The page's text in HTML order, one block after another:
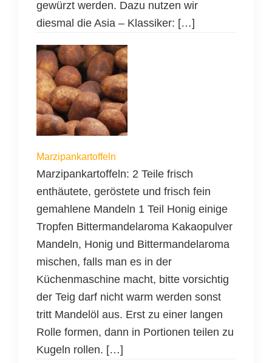
gewürzt werden. Dazu nutzen wir
diesmal die Asia – Klassiker: […]
Marzipankartoffeln
Marzipankartoffeln: 2 Teile frisch
enthäutete, geröstete und frisch fein
gemahlene Mandeln 1 Teil Honig einige
Tropfen Bittermandelaroma Kakaopulver
Mandeln, Honig und Bittermandelaroma
mischen, falls man es in der
Küchenmaschine macht, bitte vorsichtig
der Teig darf nicht warm werden sonst
tritt Mandelöl aus. Erst zu einer langen
Rolle formen, dann in Portionen teilen zu
Kugeln rollen. […]